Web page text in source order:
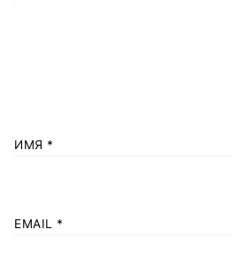
ИМЯ *
EMAIL *